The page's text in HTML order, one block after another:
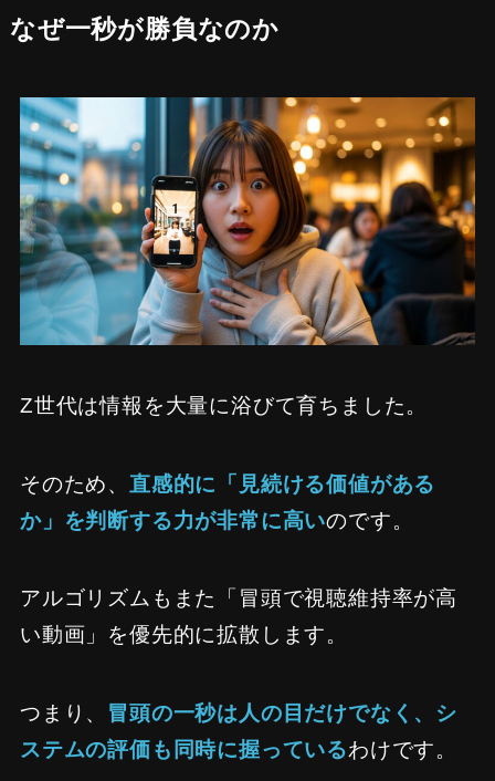
なぜ一秒が勝負なのか
Z世代は情報を大量に浴びて育ちました。
そのため、 直感的に「見続ける価値がある
か」を判断する力が非常に高いのです。
アルゴリズムもまた「冒頭で視聴維持率が高
い動画」を優先的に拡散します。
つまり、 冒頭の一秒は人の目だけでなく、シ
ステムの評価も同時に握っているわけです。